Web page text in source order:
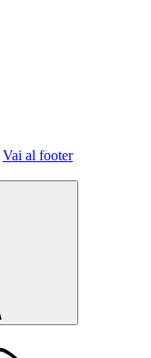
Vai al footer